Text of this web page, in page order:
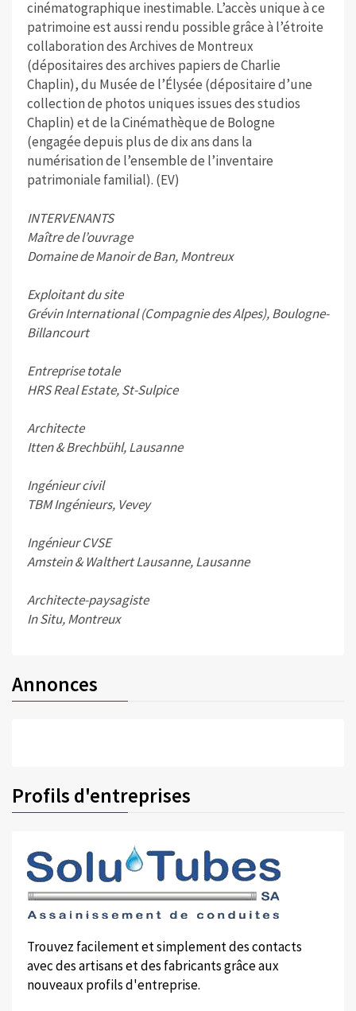
cinématographique inestimable. L’accès unique à ce
patrimoine est aussi rendu possible grâce à l’étroite
collaboration des Archives de Montreux
(dépositaires des archives papiers de Charlie
Chaplin), du Musée de l’Élysée (dépositaire d’une
collection de photos uniques issues des studios
Chaplin) et de la Cinémathèque de Bologne
(engagée depuis plus de dix ans dans la
numérisation de l’ensemble de l’inventaire
patrimoniale familial). (EV)
INTERVENANTS
Maître de l’ouvrage
Domaine de Manoir de Ban, Montreux
Exploitant du site
Grévin International (Compagnie des Alpes), Boulogne-
Billancourt
Entreprise totale
HRS Real Estate, St-Sulpice
Architecte
Itten & Brechbühl, Lausanne
Ingénieur civil
TBM Ingénieurs, Vevey
Ingénieur CVSE
Amstein & Walthert Lausanne, Lausanne
Architecte-paysagiste
In Situ, Montreux
Annonces
Profils d'entreprises
Trouvez facilement et simplement des contacts
avec des artisans et des fabricants grâce aux
nouveaux profils d'entreprise.